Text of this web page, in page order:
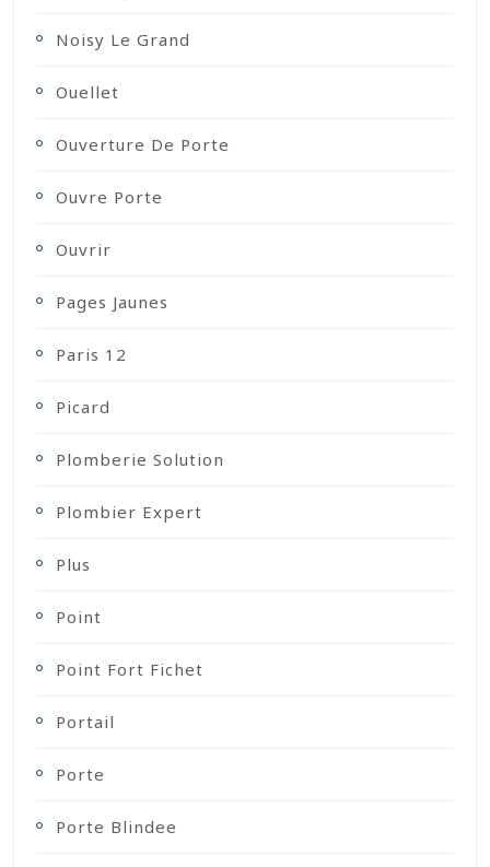
Noisy Le Grand
Ouellet
Ouverture De Porte
Ouvre Porte
Ouvrir
Pages Jaunes
Paris 12
Picard
Plomberie Solution
Plombier Expert
Plus
Point
Point Fort Fichet
Portail
Porte
Porte Blindee